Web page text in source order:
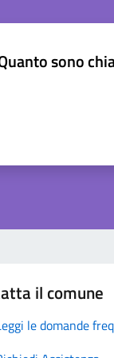
sono
il comune
le domande